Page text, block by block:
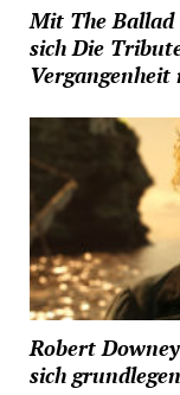
Mit The Ballad
sich Die
Vergangenheit
Robert
sich